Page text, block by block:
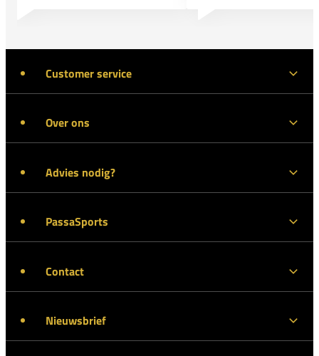
Customer service
Over ons
Advies nodig?
PassaSports
Contact
Nieuwsbrief